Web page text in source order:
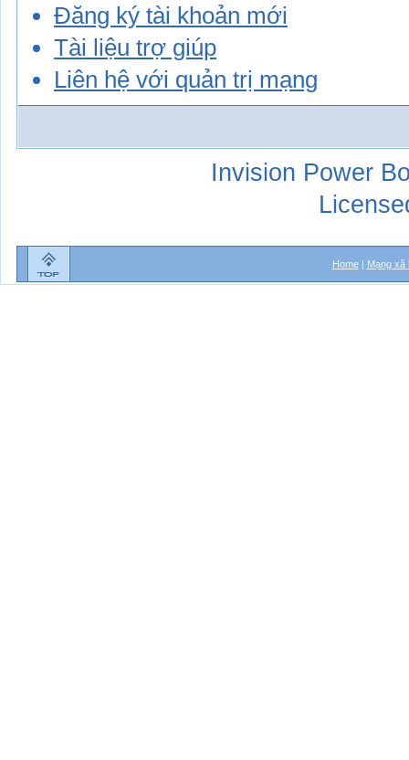
Đăng ký tài khoản mới
Tài liệu trợ giúp
Liên hệ với quản trị mạng
Invision Power
Home| Mạng xã